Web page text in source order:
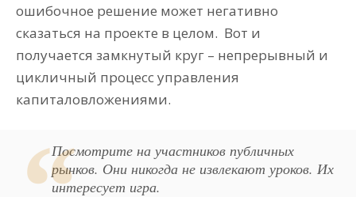
ошибочное решение может негативно
сказаться на проекте в целом. Вот и
получается замкнутый круг – непрерывный и
цикличный процесс управления
капиталовложениями.
Посмотрите на участников публичных
рынков. Они никогда не извлекают уроков. Их
интересует игра.